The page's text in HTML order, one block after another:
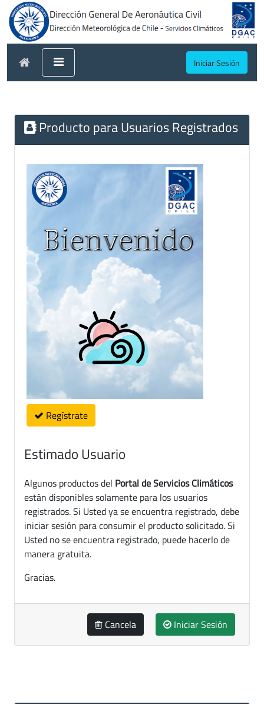
Iniciar Sesión
Producto para Usuarios Registrados
Regístrate
Estimado Usuario
Algunos productos del Portal de Servicios Climáticos
están disponibles solamente para los usuarios
registrados. Si Usted ya se encuentra registrado, debe
iniciar sesión para consumir el producto solicitado. Si
Usted no se encuentra registrado, puede hacerlo de
manera gratuita.
Gracias.
Cancela Iniciar Sesión